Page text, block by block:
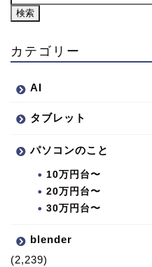
カテゴリー
AI
タブレット
パソコンのこと
10万円台〜
20万円台〜
30万円台〜
blender
(2,239)